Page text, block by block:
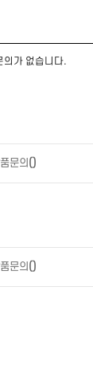
의가 없습니다.
문의 ()
문의 ()